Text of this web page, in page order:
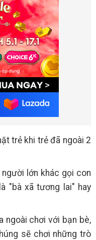
trẻ khi trẻ đã ngoài 2
lớn khác gọi con
"bà xã tương lai" hay
ngoài chơi với bạn bè,
sẽ chơi những trò